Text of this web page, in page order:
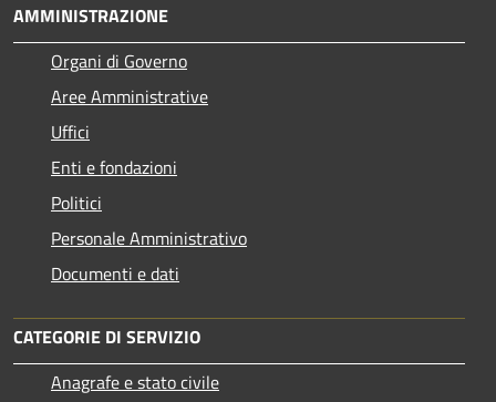
AMMINISTRAZIONE
Organi di Governo
Aree Amministrative
Uffici
Enti e fondazioni
Politici
Personale Amministrativo
Documenti e dati
CATEGORIE DI SERVIZIO
Anagrafe e stato civile